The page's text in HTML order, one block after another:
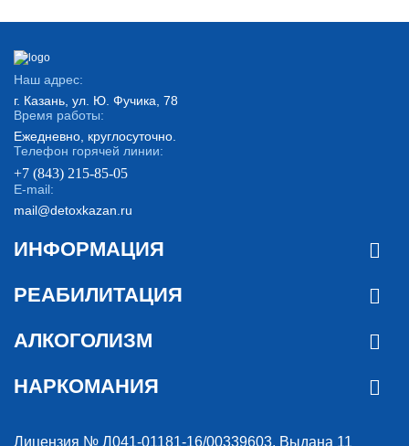
Наш адрес:
г. Казань, ул. Ю. Фучика, 78
Время работы:
Ежедневно, круглосуточно.
Телефон горячей линии:
+7 (843) 215-85-05
E-mail:
mail@detoxkazan.ru
ИНФОРМАЦИЯ
РЕАБИЛИТАЦИЯ
АЛКОГОЛИЗМ
НАРКОМАНИЯ
Лицензия № Л041-01181-16/00339603. Выдана 11